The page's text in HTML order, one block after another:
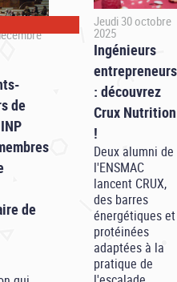
de
de
Jeudi 30 octobre
2025
Ingénieurs
entrepreneurs
: découvrez
Crux Nutrition
!
Deux alumni de
l'ENSMAC
lancent CRUX,
des barres
énergétiques et
protéinées
adaptées à la
pratique de